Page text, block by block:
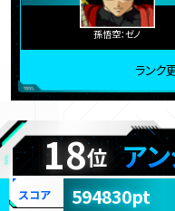
孫悟空：ゼノ
ランク
18位 ア
スコア 594830pt